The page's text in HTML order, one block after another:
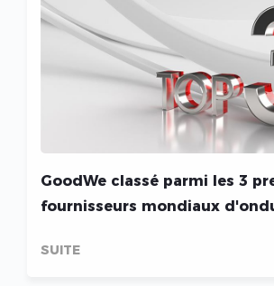
GoodWe classé parmi les 3
fournisseurs mondiaux
SUITE